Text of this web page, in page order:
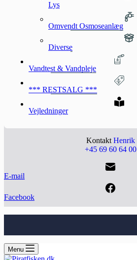
Lys
Omvendt Osmoseanlæg
Diverse
Vandtest & Vandpleje
*** RESTSALG ***
Vejledninger
Kontakt Henrik
+45 69 60 64 00
E-mail
Facebook
Menu